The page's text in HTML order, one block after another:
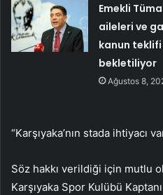
Emekli
aileleri ve
kanun teklifi
bekletiliyor
Ağustos 8,
“Karşıyaka’nın stada ihtiyacı
Söz hakkı verildiği için mutlu
Karşıyaka Spor Kulübü